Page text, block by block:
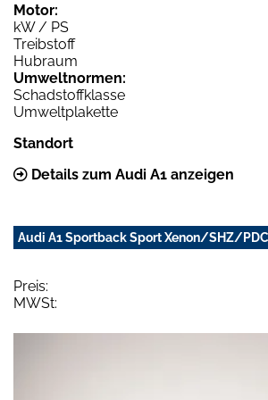
Motor:
kW / PS
Treibstoff
Hubraum
Umweltnormen:
Schadstoffklasse
Umweltplakette
Standort
Details zum Audi A1 anzeigen
Audi A1 Sportback Sport Xenon/SHZ/
Preis:
MWSt: